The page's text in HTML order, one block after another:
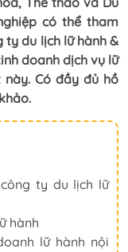
có thể tham
du lịch lữ hành &
doanh dịch vụ lữ
Có đầy đủ hồ
ty du lịch lữ
hành
lữ hành nội